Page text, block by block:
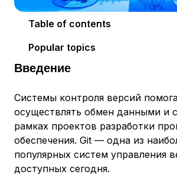
Table of contents
Popular topics
Введение
Системы контроля версий
осуществлять обмен данными и
рамках проектов разработки
обеспечения. Git — одна из
популярных систем управления
доступных сегодня.